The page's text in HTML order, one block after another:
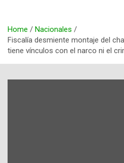
Home
Nacionales
Fiscalía desmiente montaje del
tiene vínculos con el narco ni el